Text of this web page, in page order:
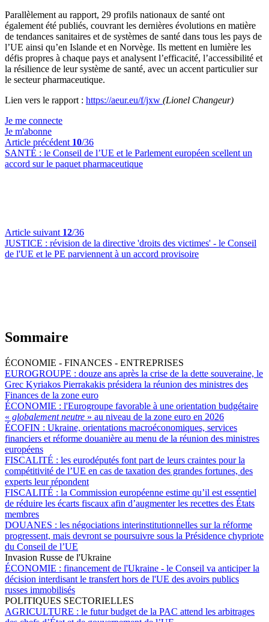
Parallèlement au rapport, 29 profils nationaux de santé ont
également été publiés, couvrant les dernières évolutions en matière
de tendances sanitaires et de systèmes de santé dans tous les pays de
l’UE ainsi qu’en Islande et en Norvège. Ils mettent en lumière les
défis propres à chaque pays et analysent l’efficacité, l’accessibilité et
la résilience de leur système de santé, avec un accent particulier sur
le secteur pharmaceutique.
Lien vers le rapport : https://aeur.eu/f/jxw (Lionel Changeur)
Je me connecte
Je m'abonne
Article précédent 10/36
SANTÉ : le Conseil de l’UE et le Parlement européen scellent un
accord sur le paquet pharmaceutique
Article suivant 12/36
JUSTICE : révision de la directive 'droits des victimes' - le Conseil
de l'UE et le PE parviennent à un accord provisoire
Sommaire
ÉCONOMIE - FINANCES - ENTREPRISES
EUROGROUPE : douze ans après la crise de la dette souveraine, le
Grec Kyriakos Pierrakakis présidera la réunion des ministres des
Finances de la zone euro
ÉCONOMIE : l'Eurogroupe favorable à une orientation budgétaire
« globalement neutre » au niveau de la zone euro en 2026
ÉCOFIN : Ukraine, orientations macroéconomiques, services
financiers et réforme douanière au menu de la réunion des ministres
européens
FISCALITÉ : les eurodéputés font part de leurs craintes pour la
compétitivité de l’UE en cas de taxation des grandes fortunes, des
experts leur répondent
FISCALITÉ : la Commission européenne estime qu’il est essentiel
de réduire les écarts fiscaux afin d’augmenter les recettes des États
membres
DOUANES : les négociations interinstitutionnelles sur la réforme
progressent, mais devront se poursuivre sous la Présidence chypriote
du Conseil de l’UE
Invasion Russe de l'Ukraine
ÉCONOMIE : financement de l'Ukraine - le Conseil va anticiper la
décision interdisant le transfert hors de l'UE des avoirs publics
russes immobilisés
POLITIQUES SECTORIELLES
AGRICULTURE : le futur budget de la PAC attend les arbitrages